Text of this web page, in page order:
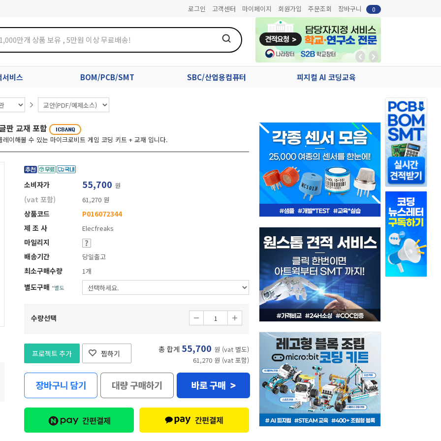
로그인 고객센터 마이페이지 회원가입 주문조회 장바구니 0
비스 BOM/PCB/SMT SBC/산업용컴퓨터 피지컬 AI 코딩교육
판 교재 포함
이해볼 수 있는 마이크로비트 게임 코딩 키트 + 교재 입니다.
소비자가 55,700 원
(vat 포함) 61,270 원
상품코드
P016072344
제 조 사
Elecfreaks
마일리지
배송기간
당일출고
최소구매수량 1개
별도구매 *별도
수량선택
프로젝트 추가 찜하기 총 합계 55,700 원 (vat 별도)
61,270 원 (vat 포함)